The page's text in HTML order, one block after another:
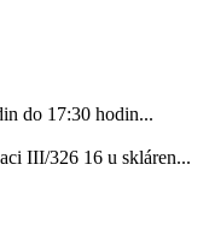
do 17:30 hodin...
III/326 16 u skláren...